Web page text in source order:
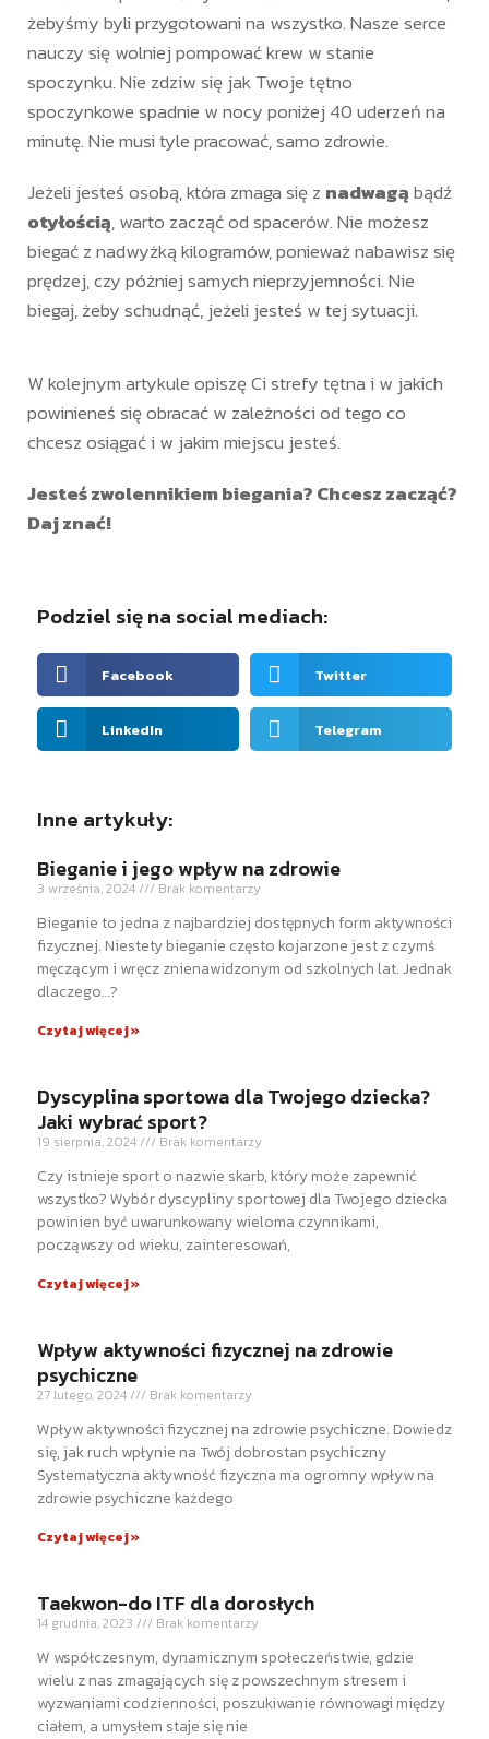
żebyśmy byli przygotowani na wszystko. Nasze serce
nauczy się wolniej pompować krew w stanie
spoczynku. Nie zdziw się jak Twoje tętno
spoczynkowe spadnie w nocy poniżej 40 uderzeń na
minutę. Nie musi tyle pracować, samo zdrowie.
Jeżeli jesteś osobą, która zmaga się z nadwagąbądź
otyłością, warto zacząć od spacerów. Nie możesz
biegać z nadwyżką kilogramów, ponieważ nabawisz się
prędzej, czy póżniej samych nieprzyjemności. Nie
biegaj, żeby schudnąć, jeżeli jesteś w tej sytuacji.
W kolejnym artykule opiszę Ci strefy tętna i w jakich
powinieneś się obracać w zależności od tego co
chcesz osiągać i w jakim miejscu jesteś.
Jesteś zwolennikiem biegania? Chcesz zacząć?
Daj znać!
Podziel się na social mediach:
Facebook Twitter
LinkedIn Telegram
Inne artykuły:
Bieganie i jego wpływ na zdrowie
3 września, 2024 Brak komentarzy
Bieganie to jedna z najbardziej dostępnych form aktywności
fizycznej. Niestety bieganie często kojarzone jest z czymś
męczącym i wręcz znienawidzonym od szkolnych lat. Jednak
dlaczego…?
Czytaj więcej »
Dyscyplina sportowa dla Twojego dziecka?
Jaki wybrać sport?
19 sierpnia, 2024 Brak komentarzy
Czy istnieje sport o nazwie skarb, który może zapewnić
wszystko? Wybór dyscypliny sportowej dla Twojego dziecka
powinien być uwarunkowany wieloma czynnikami,
począwszy od wieku, zainteresowań,
Czytaj więcej »
Wpływ aktywności fizycznej na zdrowie
psychiczne
27 lutego, 2024 Brak komentarzy
Wpływ aktywności fizycznej na zdrowie psychiczne. Dowiedz
się, jak ruch wpłynie na Twój dobrostan psychiczny
Systematyczna aktywność fizyczna ma ogromny wpływ na
zdrowie psychiczne każdego
Czytaj więcej »
Taekwon-do ITF dla dorosłych
14 grudnia, 2023 Brak komentarzy
W współczesnym, dynamicznym społeczeństwie, gdzie
wielu z nas zmagających się z powszechnym stresem i
wyzwaniami codzienności, poszukiwanie równowagi między
ciałem, a umysłem staje się nie